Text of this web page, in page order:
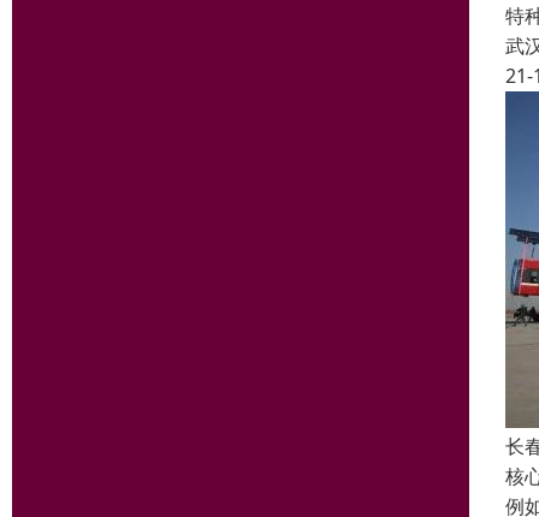
特
武
21-
长
核
例